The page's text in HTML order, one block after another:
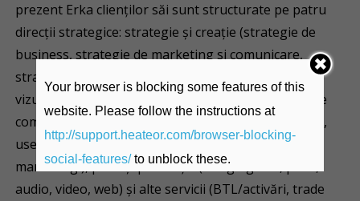
prezent Erka clienților săi sunt structurate pe patru
direcții strategice: strategie și creație (strategie de
business, strategie de marketing si comunicare,
strategie de brand, poziționare, naming, identitate
vizuală, packaging și copyright), digital (strategie de
comunicare digitală, de social media și performanță,
user experience, design, web design și influence
marketing ), print și producție (design grafic, print,
audio, video, web) și alte servicii (BTL/activări, trade
Your browser is blocking some features of this
website. Please follow the instructions at
http://support.heateor.com/browser-blocking-
social-features/to unblock these.